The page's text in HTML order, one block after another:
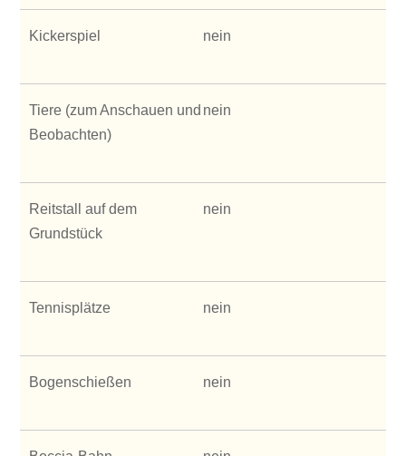
Kickerspiel nein
Tiere (zum Anschauen und
Beobachten)
nein
Reitstall auf dem
Grundstück
nein
Tennisplätze nein
Bogenschießen nein